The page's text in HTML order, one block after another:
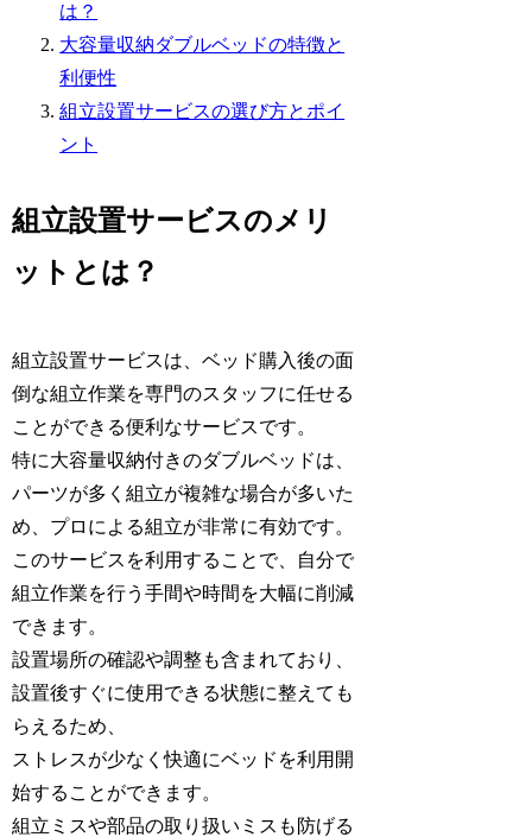
は？
大容量収納ダブルベッドの特徴と
利便性
組立設置サービスの選び方とポイ
ント
組立設置サービスのメリ
ットとは？
組立設置サービスは、ベッド購入後の面
倒な組立作業を専門のスタッフに任せる
ことができる便利なサービスです。
特に大容量収納付きのダブルベッドは、
パーツが多く組立が複雑な場合が多いた
め、プロによる組立が非常に有効です。
このサービスを利用することで、自分で
組立作業を行う手間や時間を大幅に削減
できます。
設置場所の確認や調整も含まれており、
設置後すぐに使用できる状態に整えても
らえるため、
ストレスが少なく快適にベッドを利用開
始することができます。
組立ミスや部品の取り扱いミスも防げる